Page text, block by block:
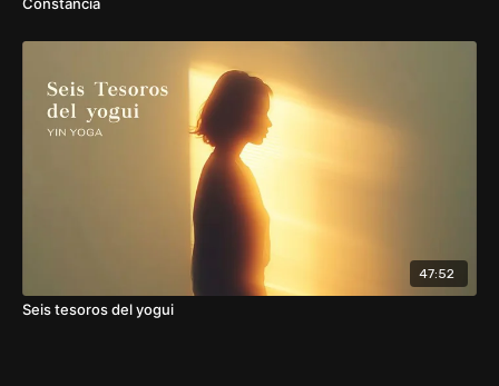
Constancia
47:52
Seis tesoros del yogui